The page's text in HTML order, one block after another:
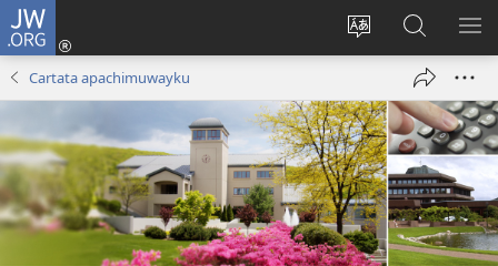
JW.ORG
Direccionpi
Sutiykiwan
jaykuy
nueva
ventana)
JW.ORG
nisqapi
maskhay
Cartata apachimuwayku